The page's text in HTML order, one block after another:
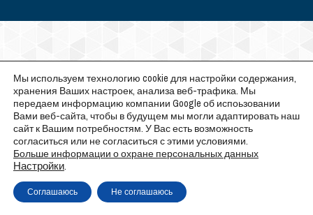
Мы используем технологию cookie для настройки содержания,
хранения Ваших настроек, анализа веб-трафика. Мы
передаем информацию компании Google об испоьзовании
Вами веб-сайта, чтобы в будущем мы могли адаптировать наш
сайт к Вашим потребностям. У Вас есть возможность
согласиться или не согласиться с этими условиями.
Больше информации о охране персональных данных
Настройки.
Соглашаюсь Не соглашаюсь